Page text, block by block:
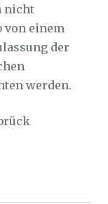
nicht
einem
der
werden.